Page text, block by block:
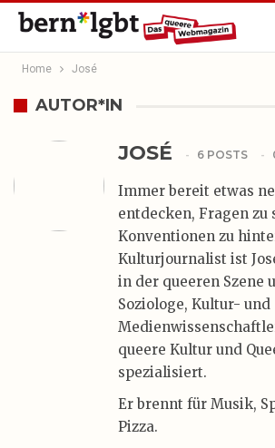
Home José
AUTOR*IN
JOSÉ 6 POSTS
Immer bereit etwas
entdecken, Fragen zu
Konventionen zu
Kulturjournalist ist
in der queeren Szene
Soziologe, Kultur- und
queere Kultur und
spezialisiert.
Er brennt für Musik,
Pizza.